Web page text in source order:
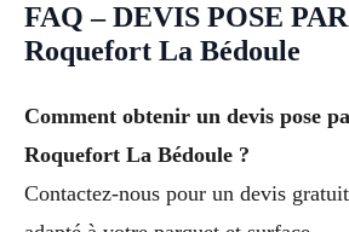
FAQ – DEVIS POSE
Roquefort La Bédoule
Comment obtenir un devis pose
Roquefort La Bédoule ?
Contactez-nous pour un devis